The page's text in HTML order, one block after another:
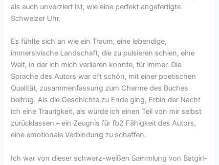
als auch unverziert ist, wie eine perfekt angefertigte
Schweizer Uhr.
Es fühlte sich an wie ein Traum, eine lebendige,
immersivische Landschaft, die zu pulsieren schien, eine
Welt, in der ich mich verlieren konnte, für immer. Die
Sprache des Autors war oft schön, mit einer poetischen
Qualität, zusammenfassung zum Charme des Buches
beitrug. Als die Geschichte zu Ende ging, Erbin der Nacht
ich eine Traurigkeit, als würde ich einen Teil von mir selbst
zurücklassen – ein Zeugnis für fb2 Fähigkeit des Autors,
eine emotionale Verbindung zu schaffen.
Ich war von dieser schwarz-weißen Sammlung von Batgirl-